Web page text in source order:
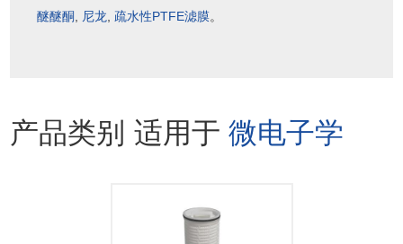
醚醚酮, 尼龙,疏水性PTFE滤膜。
产品类别 适用于 微电子学